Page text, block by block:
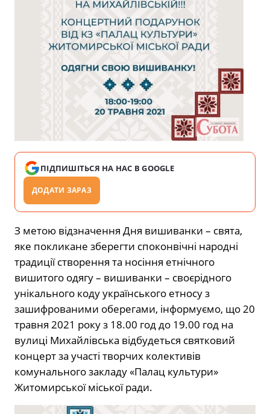
ПІДПИШІТЬСЯ НА НАС В GOOGLE
ДОДАТИ ЗАРАЗ
З метою відзначення Дня вишиванки – свята,
яке покликане зберегти споконвічні народні
традиції створення та носіння етнічного
вишитого одягу – вишиванки – своєрідного
унікального коду українського етносу з
зашифрованими оберегами, інформуємо, що 20
травня 2021 року з 18.00 год до 19.00 год на
вулиці Михайлівська відбудеться святковий
концерт за участі творчих колективів
комунального закладу «Палац культури»
Житомирської міської ради.